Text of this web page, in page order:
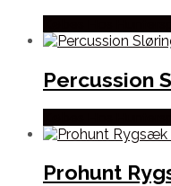
Percussion
Prohunt